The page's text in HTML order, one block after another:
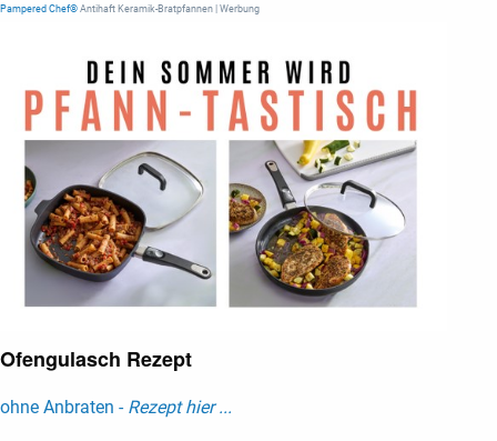
Pampered Chef® Antihaft Keramik-Bratpfannen | Werbung
Ofengulasch Rezept
ohne Anbraten - Rezept hier ...